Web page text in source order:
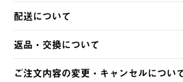
以下のいずれかの方法でお支払いいた
・クレジットカード決済
・コンビニ決済
・Pay-easy決済
配送について
【発送スケジュール】
ご注文・ご入金完了より2営業日以内に
土日祝の発送はございませんので、木
返品・交換について
※お客様都合の場合
ご注文内容の変更・キャンセルについ